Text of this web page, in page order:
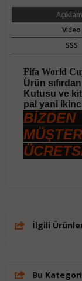
Video
SSS
Fifa World
Ürün
Kutusu ve
pal yani
İlgili
Bu